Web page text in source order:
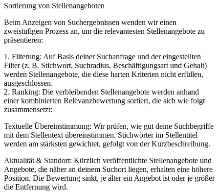
Sortierung von Stellenangeboten
Beim Anzeigen von Suchergebnissen wenden wir einen
zweistufigen Prozess an, um die relevantesten Stellenangebote zu
präsentieren:
1. Filterung: Auf Basis deiner Suchanfrage und der eingestellten
Filter (z. B. Stichwort, Suchradius, Beschäftigungsart und Gehalt)
werden Stellenangebote, die diese harten Kriterien nicht erfüllen,
ausgeschlossen.
2. Ranking: Die verbleibenden Stellenangebote werden anhand
einer kombinierten Relevanzbewertung sortiert, die sich wie folgt
zusammensetzt:
Textuelle Übereinstimmung: Wir prüfen, wie gut deine Suchbegriffe
mit dem Stellentext übereinstimmen. Stichwörter im Stellentitel
werden am stärksten gewichtet, gefolgt von der Kurzbeschreibung.
Aktualität & Standort: Kürzlich veröffentlichte Stellenangebote und
Angebote, die näher an deinem Suchort liegen, erhalten eine höhere
Position. Die Bewertung sinkt, je älter ein Angebot ist oder je größer
die Entfernung wird.